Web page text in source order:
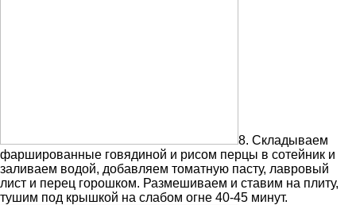
8. Складываем
фаршированные говядиной и рисом перцы в сотейник и
заливаем водой, добавляем томатную пасту, лавровый
лист и перец горошком. Размешиваем и ставим на плиту,
тушим под крышкой на слабом огне 40-45 минут.